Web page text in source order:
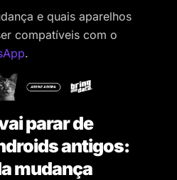
e quais aparelhos
compatíveis com o
.
parar de
antigos:
mudança